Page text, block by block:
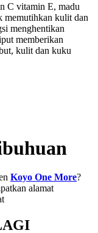
C vitamin E, madu
memutihkan kulit dan
menghentikan
memberikan
kulit dan kuku
Koyo One More?
alamat